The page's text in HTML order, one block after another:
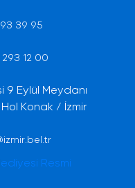
39 95
12 00
9 Eylül Meydanı
Konak / İzmir